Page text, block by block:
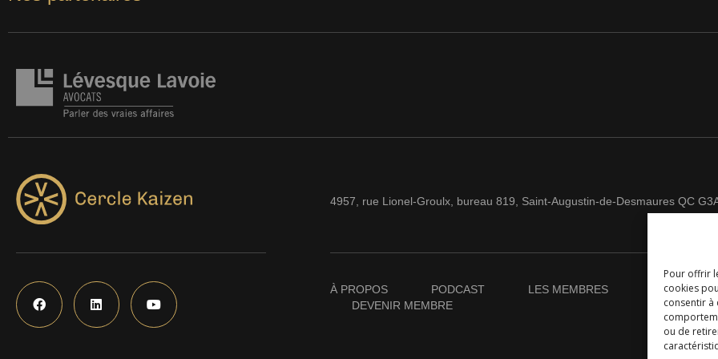
Pour offrir
cookies
consentir à
ou de
4957, rue Lionel-Groulx, bureau 819, Saint-Augustin-de-Desmaures QC
À PROPOS PODCAST LES MEMBRES NOUVELLES
DEVENIR MEMBRE